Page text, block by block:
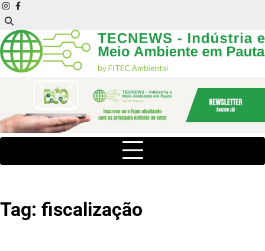
Skip
to
content
instagram
facebook
Tag: fiscalização